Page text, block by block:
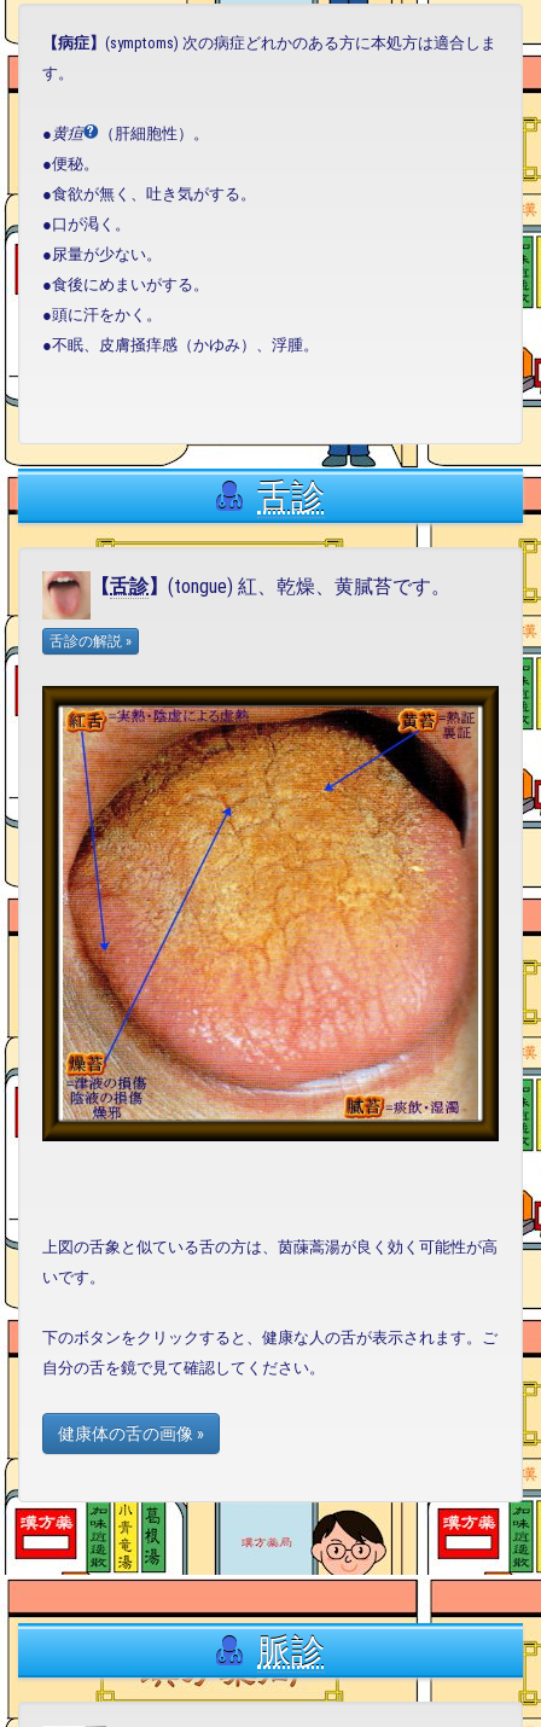
【病症】 (symptoms) 次の病症どれかのある方に本処方は適合しま
す。
● 黄疸
（肝細胞性）。
●便秘。
●食欲が無く、吐き気がする。
●口が渇く。
●尿量が少ない。
●食後にめまいがする。
●頭に汗をかく。
●不眠、皮膚掻痒感（かゆみ）、浮腫。
舌診
【舌診】 (tongue) 紅、乾燥、黄膩苔です。
上図の舌象と似ている舌の方は、茵蔯蒿湯が良く効く可能性が高
いです。
下のボタンをクリックすると、健康な人の舌が表示されます。ご
自分の舌を鏡で見て確認してください。
健康体の舌の画像 »
脈診